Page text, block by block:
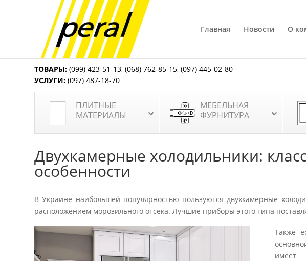
Главная Новости О
ТОВАРЫ: (099) 423-51-13,(068) 762-85-15,(097) 445-02-80
УСЛУГИ: (097) 487-18-70
ПЛИТНЫЕ
МАТЕРИАЛЫ
МЕБЕЛЬНАЯ
ФУРНИТУРА
Двухкамерные холодильники:
особенности
В Украине наибольшей популярностью пользуются двухкамерные
расположением морозильного отсека. Лучшие приборы этого типа
Также
имеет